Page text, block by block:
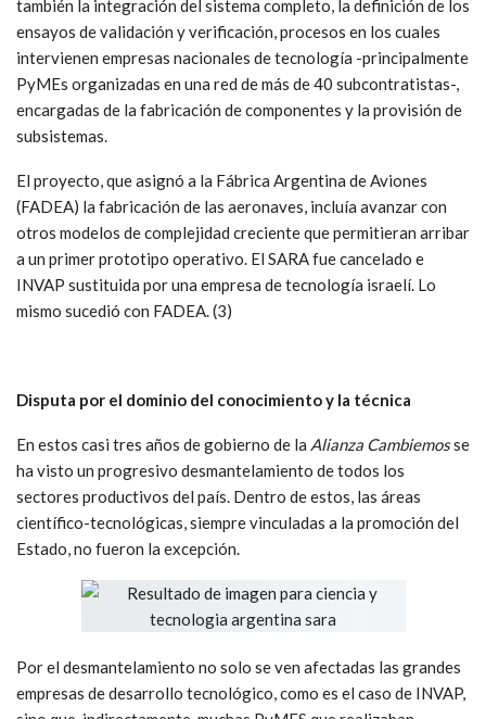
– SARA (Sistema Aéreo Robótico Argentino), creado en
noviembre de 2010 por el Ministerio de Defensa, con la misión
de dotarse de aeronaves no tripuladas para la defensa y
control del espacio aéreo. Se encomendó entonces a INVAP la
responsabilidad del diseño y la gestión del SARA, así como
ensayos de validación y verificación, procesos en los cuales
intervienen empresas nacionales de tecnología -principalmente
PyMEs organizadas en una red de más de 40 subcontratistas-,
encargadas de la fabricación de componentes y la provisión de
subsistemas.
a un primer prototipo operativo. El SARA fue cancelado e
INVAP sustituida por una empresa de tecnología israelí. Lo
mismo sucedió con FADEA. (3)
Disputa por el dominio del conocimiento y la técnica
En estos casi tres años de gobierno de laAlianza Cambiemos
ha visto un progresivo desmantelamiento de todos los
científico-tecnológicas, siempre vinculadas a la promoción del
Estado, no fueron la excepción.